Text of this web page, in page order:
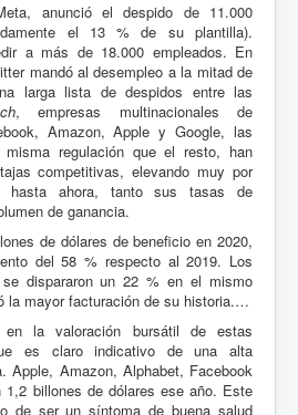
anunció el despido de 11.000
el 13 % de su plantilla).
a más de 18.000 empleados. En
mandó al desempleo a la mitad de
larga lista de despidos entre las
, empresas multinacionales de
Amazon, Apple y Google, las
regulación que el resto, han
competitivas, elevando muy por
hasta ahora, tanto sus tasas de
de ganancia.
de dólares de beneficio en 2020,
del 58 % respecto al 2019. Los
dispararon un 22 % en el mismo
la mayor facturación de su historia.…
la valoración bursátil de estas
es claro indicativo de una alta
Apple, Amazon, Alphabet, Facebook
1,2 billones de dólares ese año. Este
de ser un síntoma de buena salud